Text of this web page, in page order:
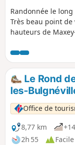
Randonnée le
Très beau point
hauteurs de
Le Rond
les-
Office de
8,77 km
2h 55
Facile